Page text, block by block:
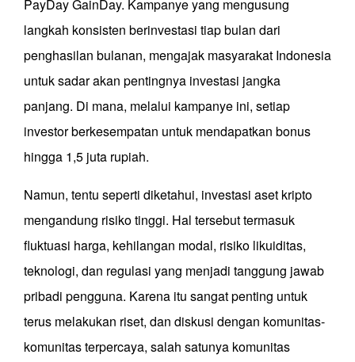
PayDay GainDay. Kampanye yang mengusung
langkah konsisten berinvestasi tiap bulan dari
penghasilan bulanan, mengajak masyarakat Indonesia
untuk sadar akan pentingnya investasi jangka
panjang. Di mana, melalui kampanye ini, setiap
investor berkesempatan untuk mendapatkan bonus
hingga 1,5 juta rupiah.
Namun, tentu seperti diketahui, investasi aset kripto
mengandung risiko tinggi. Hal tersebut termasuk
fluktuasi harga, kehilangan modal, risiko likuiditas,
teknologi, dan regulasi yang menjadi tanggung jawab
pribadi pengguna. Karena itu sangat penting untuk
terus melakukan riset, dan diskusi dengan komunitas-
komunitas terpercaya, salah satunya komunitas